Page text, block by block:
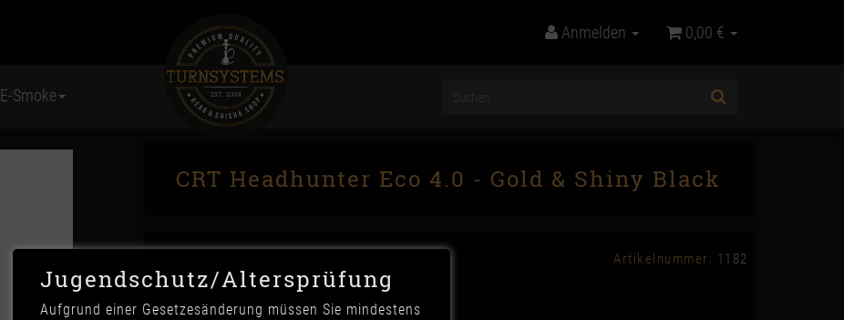
Anmelden 0,00 €
E-Smoke
CRT Headhunter Eco 4.0 - Gold & Shiny Black
Artikelnummer: 1182
Jugendschutz/Altersprüfung
Aufgrund einer Gesetzesänderung müssen Sie mindestens